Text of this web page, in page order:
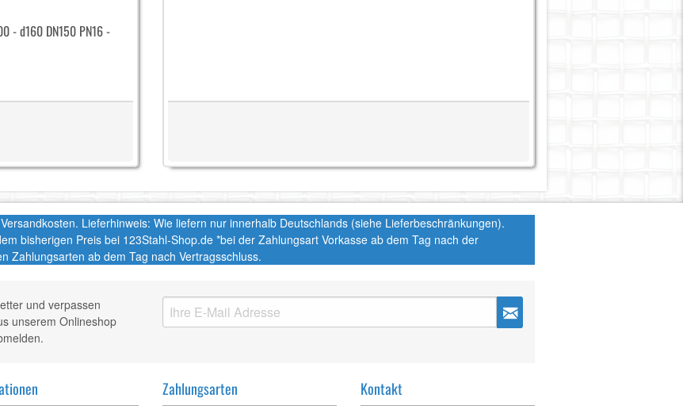
- d160 DN150 PN16 -
Lieferhinweis: Wie liefern nur innerhalb Deutschlands (siehe Lieferbeschränkungen).
bisherigen Preis bei 123Stahl-Shop.de *bei der Zahlungsart Vorkasse ab dem Tag nach der
Zahlungsarten ab dem Tag nach Vertragsschluss.
und verpassen
unserem Onlineshop
Zahlungsarten Kontakt